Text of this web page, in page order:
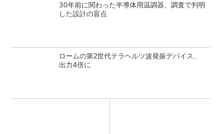
30年前に関わった半導体用温調器、調査で判明
した設計の盲点
ロームの第2世代テラヘルツ波発振デバイス、
出力4倍に